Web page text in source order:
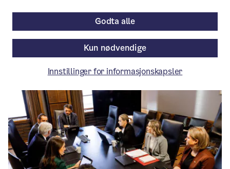
Av Byrådslederens kontor
Artikkelen er mer enn ett år gammel.
Kun nødvendige
Godta alle
Innstillinger for informasjonskapsler